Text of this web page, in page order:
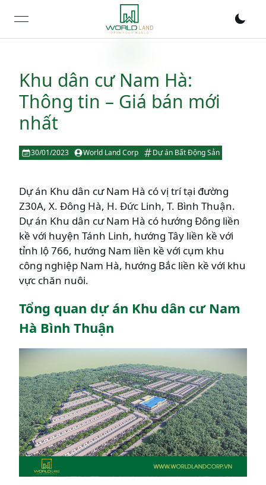
open navigation menu
Khu dân cư Nam Hà:
Thông tin – Giá bán mới
nhất
30/01/2023 World Land Corp Dự án Bất Động Sản
Dự án Khu dân cư Nam Hà có vị trí tại đường
Z30A, X. Đông Hà, H. Đức Linh, T. Bình Thuận.
Dự án Khu dân cư Nam Hà có hướng Đông liền
kề với huyện Tánh Linh, hướng Tây liền kề với
tỉnh lộ 766, hướng Nam liền kề với cụm khu
công nghiệp Nam Hà, hướng Bắc liền kề với khu
vực chăn nuôi.
Tổng quan dự án Khu dân cư Nam
Hà Bình Thuận